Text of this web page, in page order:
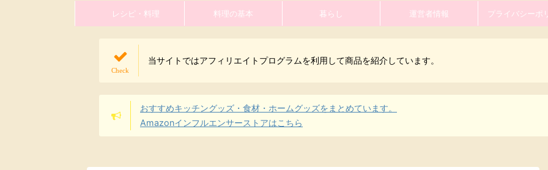
レシピ・料理 料理の基本 暮らし 運営者情報 プライバシーポ
当サイトではアフィリエイトプログラムを利用して商品を紹介しています。
おすすめキッチングッズ・食材・ホームグッズをまとめています。
Amazonインフルエンサーストアはこちら